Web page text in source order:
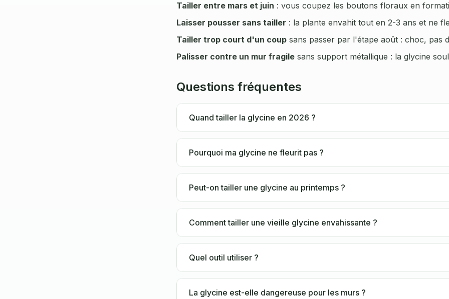
Tailler entre mars et juin : vous coupez les boutons floraux en
Laisser pousser sans tailler : la plante envahit tout en 2-3 ans et ne
Tailler trop court d'un coup sans passer par l'étape août : choc, pas
Palisser contre un mur fragile sans support métallique : la glycine
Questions fréquentes
Quand tailler la glycine en 2026 ?
Pourquoi ma glycine ne fleurit pas ?
Peut-on tailler une glycine au printemps ?
Comment tailler une vieille glycine envahissante ?
Quel outil utiliser ?
La glycine est-elle dangereuse pour les murs ?